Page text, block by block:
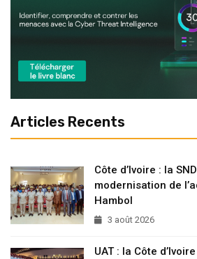
Articles Recents
Côte d’Ivoire : la
modernisation de
Hambol
3 août 2026
UAT : la Côte